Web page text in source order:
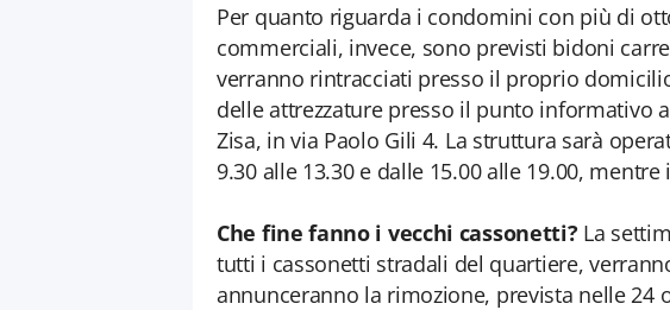
Per quanto riguarda i condomini con più di
commerciali, invece, sono previsti bidoni
verranno rintracciati presso il proprio
delle attrezzature presso il punto informativo
Zisa, in via Paolo Gili 4. La struttura sarà
9.30 alle 13.30 e dalle 15.00 alle 19.00,
Che fine fanno i vecchi cassonetti? La
tutti i cassonetti stradali del quartiere,
annunceranno la rimozione, prevista nelle 24